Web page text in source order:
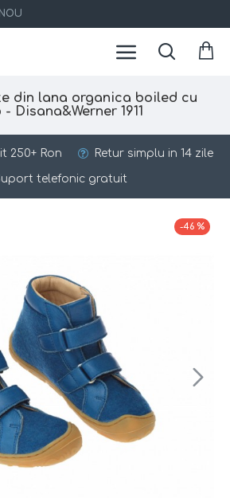
din lana organica boiled cu
Disana&Werner 1911
250+ Ron Retur simplu in 14 zile
telefonic gratuit
-46 %